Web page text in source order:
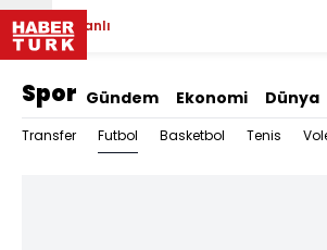
Canlı
Spor Gündem Ekonomi Dünya
Transfer Futbol Basketbol Tenis